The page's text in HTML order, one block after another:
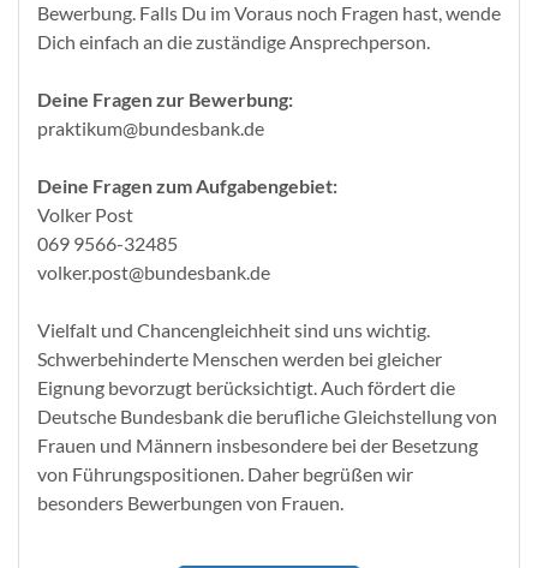
Bewerbung. Falls Du im Voraus noch Fragen hast, wende
Dich einfach an die zuständige Ansprechperson.
Deine Fragen zur Bewerbung:
praktikum@bundesbank.de
Deine Fragen zum Aufgabengebiet:
Volker Post
069 9566-32485
volker.post@bundesbank.de
Vielfalt und Chancengleichheit sind uns wichtig.
Schwerbehinderte Menschen werden bei gleicher
Eignung bevorzugt berücksichtigt. Auch fördert die
Deutsche Bundesbank die berufliche Gleichstellung von
Frauen und Männern insbesondere bei der Besetzung
von Führungspositionen. Daher begrüßen wir
besonders Bewerbungen von Frauen.